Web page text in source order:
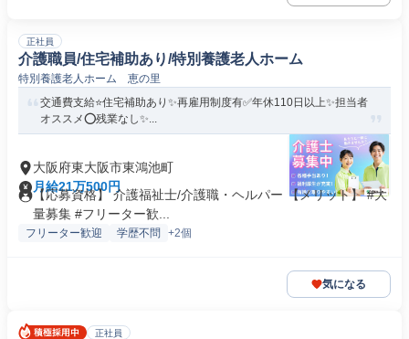
正社員
介護職員/住宅補助あり/特別養護老人ホーム
特別養護老人ホーム 恵の里
交通費支給⭐️住宅補助あり✨再雇用制度有✅️年休110日以上✨担当者
オススメ⭕️残業なし✨...
大阪府東大阪市東鴻池町
月給21万500円
【応募資格】 介護福祉士/介護職・ヘルパー 【メリット】 #大
量募集 #フリーター歓...
フリーター歓迎 学歴不問 +2個
気になる
正社員